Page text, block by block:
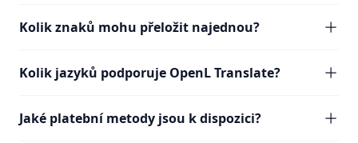
Kolik znaků mohu přeložit najednou?
Kolik jazyků podporuje OpenL Translate?
Jaké platební metody jsou k dispozici?